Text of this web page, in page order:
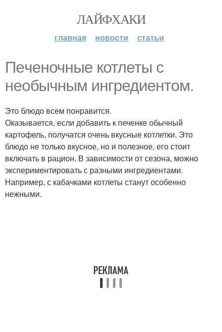
ЛАЙФХАКИ
главная новости статьи
Пeченочные котлеты с
необычным ингредиентом.
Это блюдо всем понравится.
Оказывается, если добавить к печенке обычный
картофель, получатся очень вкусные котлетки. Это
блюдо не только вкусное, но и полезное, его стоит
включать в рацион. В зависимости от сезона, можно
экспериментировать с разными ингредиентами.
Например, с кабачками котлеты станут особенно
нежными.